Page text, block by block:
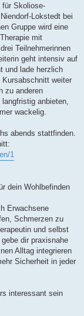
für Skoliose-
Lokstedt bei
Gruppe wird eine
mit
Teilnehmerinnen
geht intensiv auf
und lade herzlich
weiter
zu anderen
anbieten,
wackelig.
abends stattfinden.
1
dein Wohlbefinden
Erwachsene
Schmerzen zu
und selbst
dir praxisnahe
Alltag integrieren
Sicherheit in jeder
interessant sein